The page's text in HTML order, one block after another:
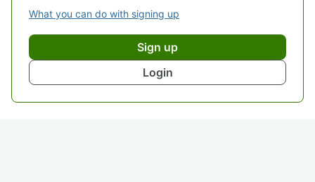
What you can do with signing up
Sign up
Login